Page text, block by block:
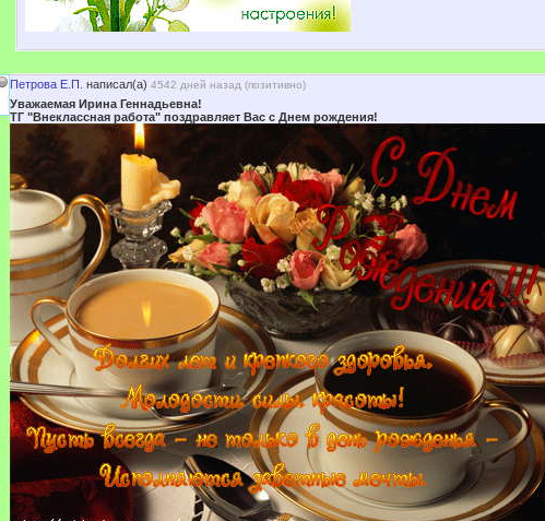
Петрова Е.П. написал(а) 4542 дней назад (позитивно)
Уважаемая Ирина Геннадьевна!
ТГ "Внеклассная работа" поздравляет Вас с Днем рождения!